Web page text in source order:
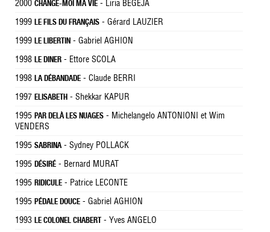
2000 CHANGE-MOI MA VIE - Liria BEGEJA
1999
LE FILS DU FRANÇAIS - Gérard LAUZIER
1999
LE LIBERTIN - Gabriel AGHION
1998
LE DINER - Ettore SCOLA
1998
LA DÉBANDADE - Claude BERRI
1997 ELISABETH - Shekkar KAPUR
1995 PAR DELÀ LES NUAGES - Michelangelo ANTONIONI et Wim
VENDERS
1995 SABRINA- Sydney POLLACK
1995 DÉSIRÉ - Bernard MURAT
1995 RIDICULE - Patrice LECONTE
1995 PÉDALE DOUCE - Gabriel AGHION
1993
LE COLONEL CHABERT - Yves ANGELO